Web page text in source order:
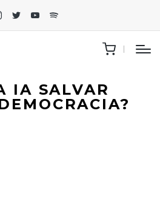
IA SALVAR